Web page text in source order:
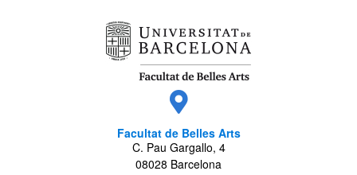
Facultat de Belles Arts
C. Pau Gargallo, 4
08028 Barcelona